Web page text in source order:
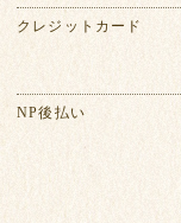
クレジットカード
NP後払い